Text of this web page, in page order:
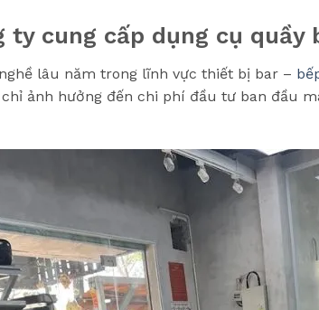
ty cung cấp dụng cụ quầy
lâu năm trong lĩnh vực thiết bị bar –
chỉ ảnh hưởng đến chi phí đầu tư ban đầu